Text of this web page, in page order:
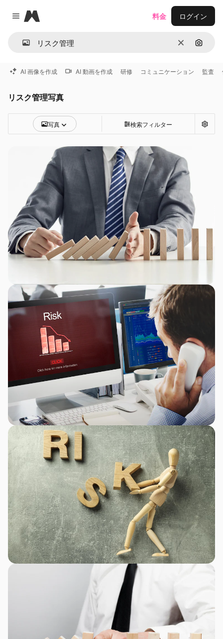
Close menu
Magnific
消去 画像で
料金 ログイン
AI 画像を作成 AI 動画を作成 研修 コミュニケーション 監査
リスク管理写真
写真 検索フィルター